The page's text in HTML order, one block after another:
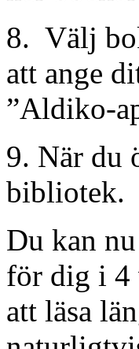
8. Välj
att ange
”Aldiko-
9. När du
bibliotek.
Du kan
för dig i 4
att läsa